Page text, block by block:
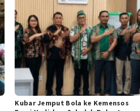
Kubar Jemput Bola ke Kemensos